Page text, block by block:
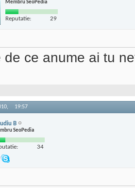
Membru SeoPedia
Reputatie: 29
de ce anume ai tu
19:57
B
SeoPedia
34